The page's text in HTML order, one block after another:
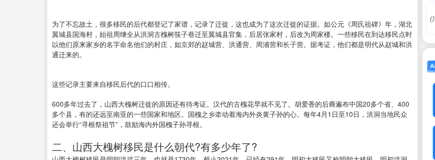
为了不忘故土，很多移民的后代都登记了家谱，记录了迁徙，这也成为了这次迁徙的证据。如公元《周氏祖碑》年，湖北
翼城县国海村，始祖周继全从洪洞古槐树筷子巷迁至翼城县官集，后居张家村，后改为周家楼。一些移民在到达移民点时
以他们原来家乡的名字命名他们的村庄，如京郊的赵城营、洪通营、周浦营和长子营。据考证，他们都是明代从赵城和洪
通迁来的。
这些记录主要来自移民后代的口口相传。
600多年过去了，山西大槐树迁徙的原因还有待考证。汉代的古槐花早就不见了。胡爱香的后裔遍布中国20多个省、400
多个县，有的还远至南亚的一些国家和地区。国槐之乡牵动着海内外炎黄子孙的心。每年4月1日至10日，洪洞当地民众
还会举行“寻根祭祖节”，鼓励海内外国槐子孙寻根。
二、山西大槐树移民是什么朝代?有多少年了?